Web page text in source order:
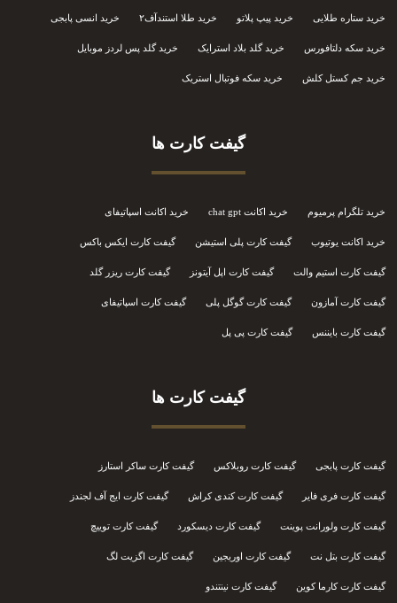
خرید ستاره طلایی خرید پیپ پلاتو خرید طلا استندآف۲ خرید انسی پابجی
خرید سکه دلتافورس خرید گلد بلاد استرایک خرید گلد پس لردز موبایل
خرید جم کستل کلش خرید سکه فوتبال استریک
گیفت کارت ها
خرید تلگرام پرمیوم خرید اکانت chat gpt خرید اکانت اسپاتیفای
خرید اکانت یوتیوب گیفت کارت پلی استیشن گیفت کارت ایکس باکس
گیفت کارت استیم والت گیفت کارت اپل آیتونز گیفت کارت ریزر گلد
گیفت کارت آمازون گیفت کارت گوگل پلی گیفت کارت اسپاتیفای
گیفت کارت بایننس گیفت کارت پی پل
گیفت کارت ها
گیفت کارت پابجی گیفت کارت روبلاکس گیفت کارت ساکر استارز
گیفت کارت فری فایر گیفت کارت کندی کراش گیفت کارت ایج آف لجندز
گیفت کارت ولورانت پوینت گیفت کارت دیسکورد گیفت کارت توییچ
گیفت کارت بتل نت گیفت کارت اوریجین گیفت کارت اگزیت لگ
گیفت کارت کارما کوین گیفت کارت نینتندو